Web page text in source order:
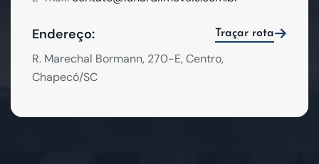
Endereço: Traçar rota
R. Marechal Bormann, 270-E, Centro,
Chapecó/SC